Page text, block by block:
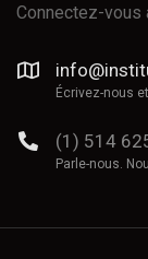
Connectez-vous
Écrivez-nous
(1) 514
Parle-nous.